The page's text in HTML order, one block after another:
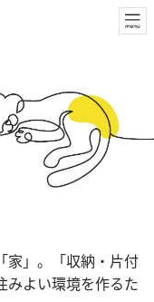
家」。「収納・片付
みよい環境を作るた